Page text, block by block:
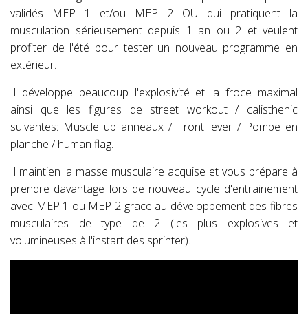
validés MEP 1 et/ou MEP 2 OU qui pratiquent la
musculation sérieusement depuis 1 an ou 2 et veulent
profiter de l'été pour tester un nouveau programme en
extérieur.
Il développe beaucoup l'explosivité et la froce maximal
ainsi que les figures de street workout / calisthenic
suivantes: Muscle up anneaux / Front lever / Pompe en
planche / human flag.
Il maintien la masse musculaire acquise et vous prépare à
prendre davantage lors de nouveau cycle d'entrainement
avec MEP 1 ou MEP 2 grace au développement des fibres
musculaires de type de 2 (les plus explosives et
volumineuses à l'instart des sprinter).